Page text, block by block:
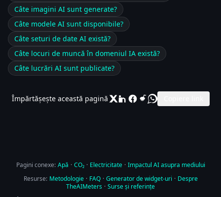
Câte imagini AI sunt generate?
Câte modele AI sunt disponibile?
Câte seturi de date AI există?
Câte locuri de muncă în domeniul IA există?
Câte lucrări AI sunt publicate?
Împărtășește această pagină
Pagini conexe: Apă · CO₂ · Electricitate · Impactul AI asupra mediului
Resurse: Metodologie · FAQ · Generator de widget-uri · Despre
TheAIMeters · Surse și referințe